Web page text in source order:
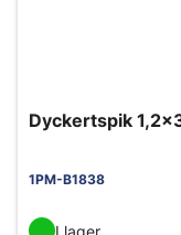
Dyckertspik
1PM-B1838
I lager